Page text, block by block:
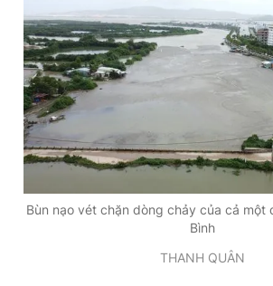
Bùn nạo vét chặn dòng chảy của cả một
Bình
THANH QUÂN